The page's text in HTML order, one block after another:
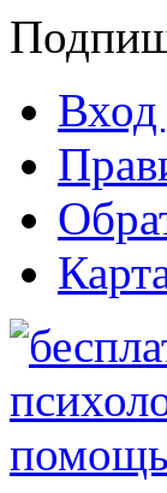
Вход